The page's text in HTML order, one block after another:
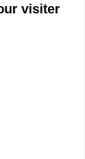
visiter